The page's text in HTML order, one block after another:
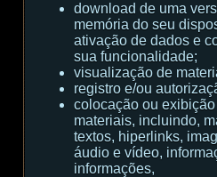
download de uma
memória do seu
ativação de dados e
sua funcionalidade;
visualização de
registro e/ou
colocação ou
materiais, incluindo,
textos, hiperlinks,
áudio e vídeo,
informações,